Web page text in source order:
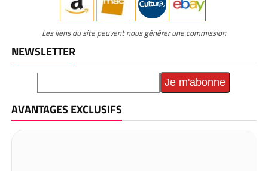
Les liens du site peuvent nous générer une commission
NEWSLETTER
AVANTAGES EXCLUSIFS